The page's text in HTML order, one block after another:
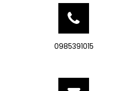
0985391015